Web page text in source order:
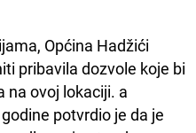
Općina Hadžići
pribavila dozvole koje bi
na ovoj lokaciji. a
potvrdio je da je